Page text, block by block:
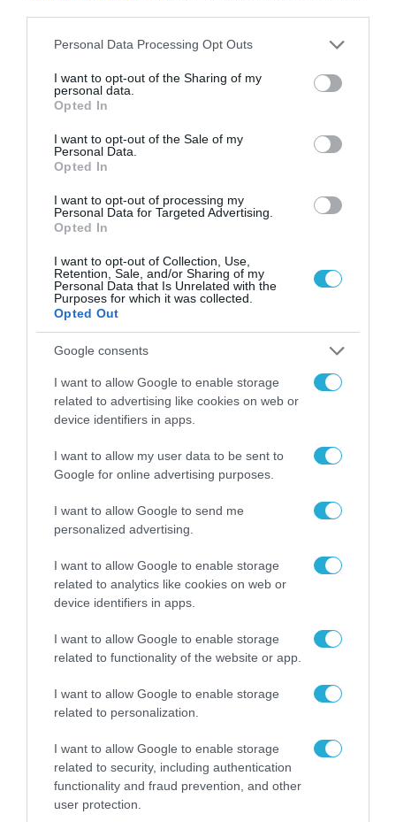
Please note that this website/app uses one or more Google
not limited to your visit or usage behaviour. You may click to
grant or deny consent to Google and its third-party tags to
use your data for below specified purposes in below Google
consent section.
Personal Data Processing Opt Outs
I want to opt-out of the Sharing of my
personal data.
Opted In
I want to opt-out of the Sale of my
Personal Data.
Opted In
I want to opt-out of processing my
Personal Data for Targeted Advertising.
Opted In
I want to opt-out of Collection, Use,
Retention, Sale, and/or Sharing of my
Personal Data that Is Unrelated with the
Purposes for which it was collected.
Opted Out
Google consents
I want to allow Google to enable storage
related to advertising like cookies on web or
device identifiers in apps.
I want to allow my user data to be sent to
Google for online advertising purposes.
I want to allow Google to send me
personalized advertising.
I want to allow Google to enable storage
related to analytics like cookies on web or
device identifiers in apps.
I want to allow Google to enable storage
related to functionality of the website or app.
I want to allow Google to enable storage
related to personalization.
I want to allow Google to enable storage
related to security, including authentication
functionality and fraud prevention, and other
user protection.
Greek Space Tech Forum 2026
στις 7 και 8 Ιουλίου, υπό την
αιγίδα του ΕΚΤ
02.07.2026
ΡΟΗ ΕΙΔΗΣΕΩΝ
Το χρηματοδοτούμενο